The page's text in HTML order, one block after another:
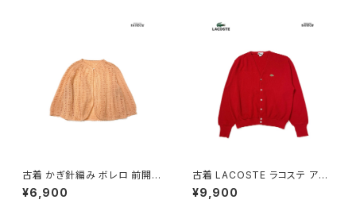
古着 かぎ針編み ボレロ 前開き
無地 長袖 ニット カーディガン
オレンジ (ttu2601195)
¥6,900
古着 LACOSTE ラコステ アメ
リカ製 無地 ワンポイント コット
ン 長袖 ニット カーディガン 赤
¥9,900